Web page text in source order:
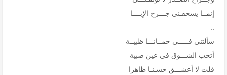
إنمــا يسحقـني جـــرح الإبــــا
..
سألتني فـــــي حمــانـــا ظبيــة
أتحب الشـــوق في عين صبية
قلت لا أعشـــق حسـنـا ظاهرا